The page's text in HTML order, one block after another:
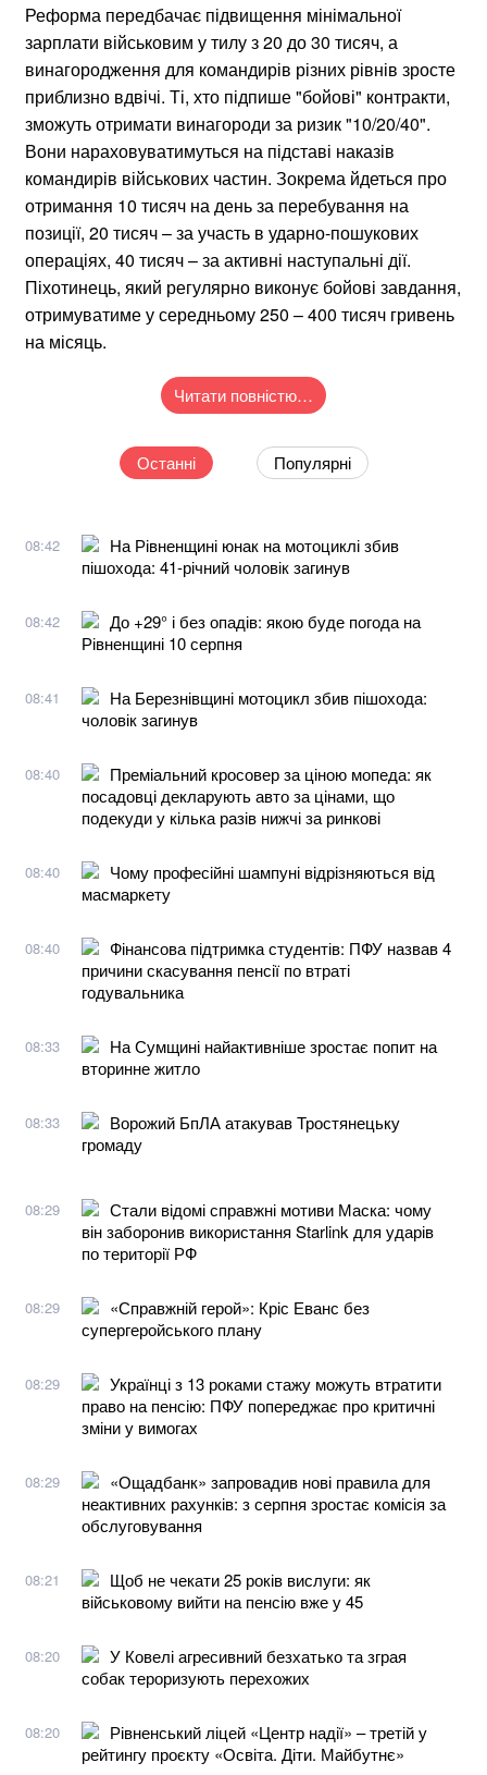
Реформа передбачає підвищення мінімальної
зарплати військовим у тилу з 20 до 30 тисяч, а
винагородження для командирів різних рівнів зросте
приблизно вдвічі. Ті, хто підпише "бойові" контракти,
зможуть отримати винагороди за ризик "10/20/40".
Вони нараховуватимуться на підставі наказів
командирів військових частин. Зокрема йдеться про
отримання 10 тисяч на день за перебування на
позиції, 20 тисяч – за участь в ударно-пошукових
операціях, 40 тисяч – за активні наступальні дії.
Піхотинець, який регулярно виконує бойові завдання,
отримуватиме у середньому 250 – 400 тисяч гривень
на місяць.
Читати повністю…
Останні Популярні
08:42
На Рівненщині юнак на мотоциклі збив
пішохода: 41-річний чоловік загинув
08:42
До +29° і без опадів: якою буде погода на
Рівненщині 10 серпня
08:41
На Березнівщині мотоцикл збив пішохода:
чоловік загинув
08:40
Преміальний кросовер за ціною мопеда: як
посадовці декларують авто за цінами, що
подекуди у кілька разів нижчі за ринкові
08:40
Чому професійні шампуні відрізняються від
масмаркету
08:40
Фінансова підтримка студентів: ПФУ назвав 4
причини скасування пенсії по втраті
годувальника
08:33
На Сумщині найактивніше зростає попит на
вторинне житло
08:33
Ворожий БпЛА атакував Тростянецьку
громаду
08:29
Стали відомі справжні мотиви Маска: чому
він заборонив використання Starlink для ударів
по території РФ
08:29
«Справжній герой»: Кріс Еванс без
супергеройського плану
08:29
Українці з 13 роками стажу можуть втратити
право на пенсію: ПФУ попереджає про критичні
зміни у вимогах
08:29
«Ощадбанк» запровадив нові правила для
неактивних рахунків: з серпня зростає комісія за
обслуговування
08:21
Щоб не чекати 25 років вислуги: як
військовому вийти на пенсію вже у 45
08:20
У Ковелі агресивний безхатько та зграя
собак тероризують перехожих
08:20
Рівненський ліцей «Центр надії» – третій у
рейтингу проєкту «Освіта. Діти. Майбутнє»